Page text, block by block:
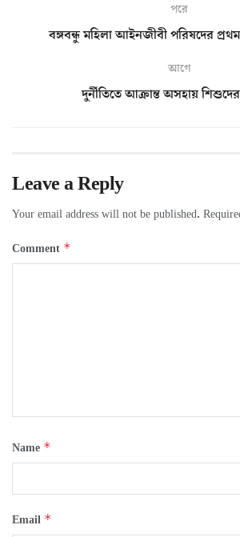
পরে
বঙ্গবন্ধু মহিলা আইনজীবী পরিষদের
আগে
দুর্নীতিতে আক্রান্ত অসহায়
Leave a Reply
Your email address will not be published.
Comment *
Name *
Email *